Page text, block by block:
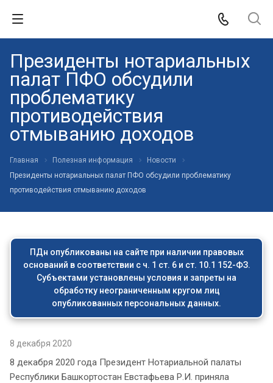
Президенты нотариальных
палат ПФО обсудили
проблематику
противодействия
отмыванию доходов
Главная Полезная информация
Новости
Президенты нотариальных палат ПФО обсудили проблематику
противодействия отмыванию доходов
ПДн опубликованы на сайте при наличии правовых
оснований в соответствии с ч. 1 ст. 6 и ст. 10.1 152-ФЗ.
Субъектами установлены условия и запреты на
обработку неограниченным кругом лиц
опубликованных персональных данных.
8 декабря 2020
8 декабря 2020 года Президент Нотариальной палаты
Республики Башкортостан Евстафьева Р.И. приняла